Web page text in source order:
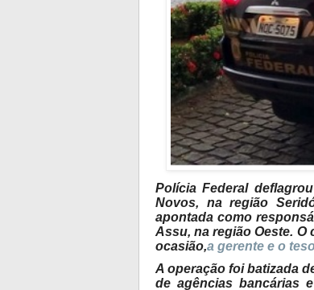
Polícia Federal
Novos, na região
apontada como
Assu, na região Oeste. O
ocasião,a gerente e o
A operação foi batizada
de agências bancárias